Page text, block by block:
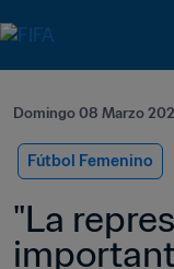
Domingo 08 Marzo
Fútbol Femenino
"La